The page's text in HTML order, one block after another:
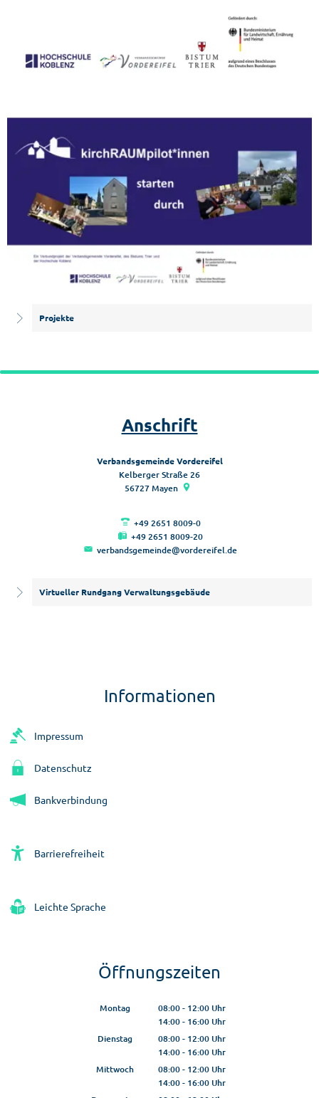
Projekte
Anschrift
Verbandsgemeinde Vordereifel
Kelberger Straße 26
56727 Mayen
+49 2651 8009-0
+49 2651 8009-20
verbandsgemeinde@vordereifel.de
Virtueller Rundgang Verwaltungsgebäude
Informationen
Impressum
Datenschutz
Bankverbindung
Barrierefreiheit
Leichte Sprache
Öffnungszeiten
Montag 08:00- 12:00Uhr
Von 08:00 bis 12:00 Uhr
14:00- 16:00Uhr
Von 14:00 bis 16:00 Uhr
Dienstag 08:00- 12:00Uhr
Von 08:00 bis 12:00 Uhr
14:00- 16:00Uhr
Von 14:00 bis 16:00 Uhr
Mittwoch 08:00- 12:00Uhr
Von 08:00 bis 12:00 Uhr
14:00- 16:00Uhr